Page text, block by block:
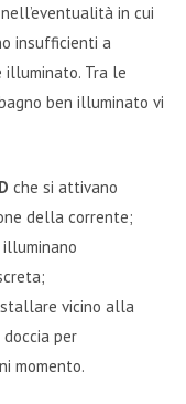
in cui
insufficienti a
illuminato. Tra le
ben illuminato vi
che si attivano
della corrente;
illuminano
vicino alla
per
momento.